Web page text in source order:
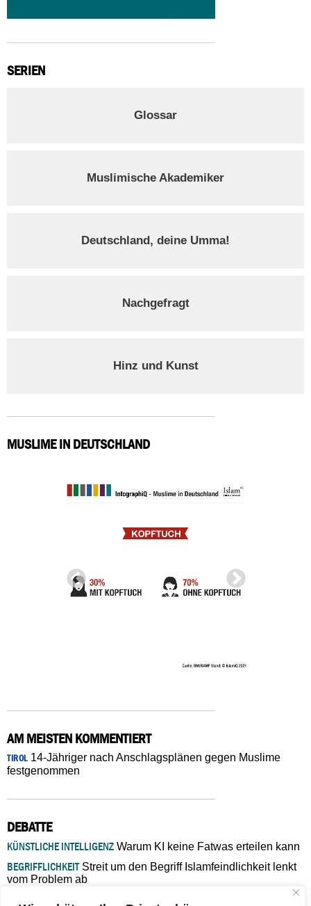
SERIEN
Glossar
Muslimische Akademiker
Deutschland, deine Umma!
Nachgefragt
Hinz und Kunst
MUSLIME IN DEUTSCHLAND
AM MEISTEN KOMMENTIERT
TIROL14-Jähriger nach Anschlagsplänen gegen Muslime
festgenommen
DEBATTE
KÜNSTLICHE INTELLIGENZ Warum KI keine Fatwas erteilen kann
BEGRIFFLICHKEITStreit um den Begriff Islamfeindlichkeit lenkt
vom Problem ab